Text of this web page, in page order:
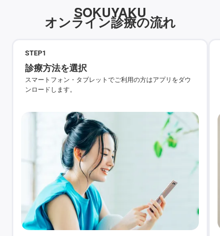
SOKUYAKU
オンライン診療の流れ
STEP1
診療方法を選択
スマートフォン・タブレットでご利用の方はアプリをダウ
ンロードします。